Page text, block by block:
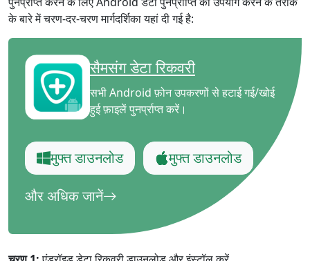
के बारे में चरण-दर-चरण मार्गदर्शिका यहां दी गई है:
सैमसंग डेटा रिकवरी
सभी Android फ़ोन उपकरणों से हटाई गई/खोई
हुई फ़ाइलें पुनर्प्राप्त करें।
मुफ्त डाउनलोड मुफ्त डाउनलोड
और अधिक जानें